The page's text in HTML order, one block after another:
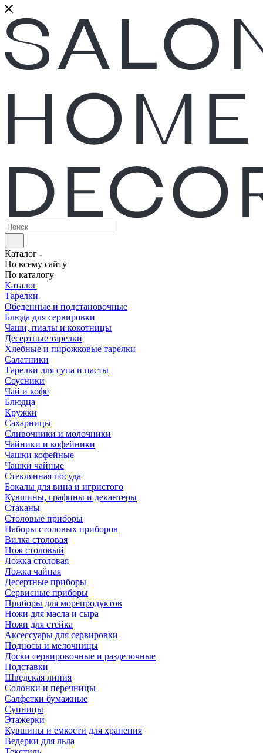
Каталог
По всему сайту
По каталогу
Каталог
Тарелки
Обеденные и подстановочные
Блюда для сервировки
Чаши, пиалы и кокотницы
Десертные тарелки
Хлебные и пирожковые тарелки
Салатники
Тарелки для супа и пасты
Соусники
Чай и кофе
Блюдца
Кружки
Сахарницы
Сливочники и молочники
Чайники и кофейники
Чашки кофейные
Чашки чайные
Стеклянная посуда
Бокалы для вина и игристого
Кувшины, графины и декантеры
Стаканы
Столовые приборы
Наборы столовых приборов
Вилка столовая
Нож столовый
Ложка столовая
Ложка чайная
Десертные приборы
Сервисные приборы
Приборы для морепродуктов
Ножи для масла и сыра
Ножи для стейка
Аксессуары для сервировки
Подносы и мелочницы
Доски сервировочные и разделочные
Подставки
Шведская линия
Солонки и перечницы
Салфетки бумажные
Супницы
Этажерки
Кувшины и емкости для хранения
Ведерки для льда